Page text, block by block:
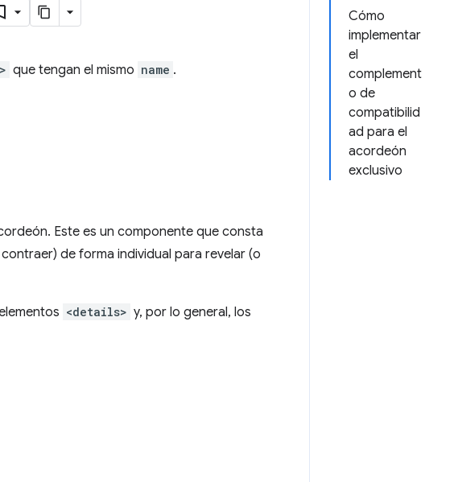
Cómo
implementar
el
complement
o de
compatibilid
ad para el
acordeón
exclusivo
que tengan el mismo name .
Este es un componente que consta
de forma individual para revelar (o
<details> y, por lo general, los